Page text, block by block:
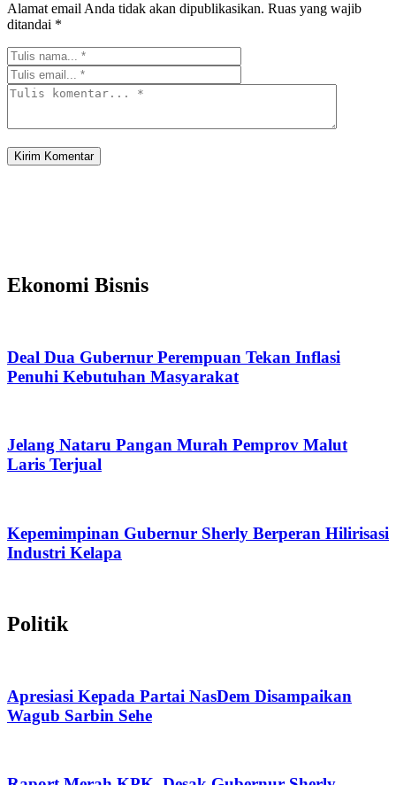
Alamat email Anda tidak akan dipublikasikan. Ruas yang wajib
ditandai *
Ekonomi Bisnis
Deal Dua Gubernur Perempuan Tekan Inflasi
Penuhi Kebutuhan Masyarakat
Jelang Nataru Pangan Murah Pemprov Malut
Laris Terjual
Kepemimpinan Gubernur Sherly Berperan Hilirisasi
Industri Kelapa
Politik
Apresiasi Kepada Partai NasDem Disampaikan
Wagub Sarbin Sehe